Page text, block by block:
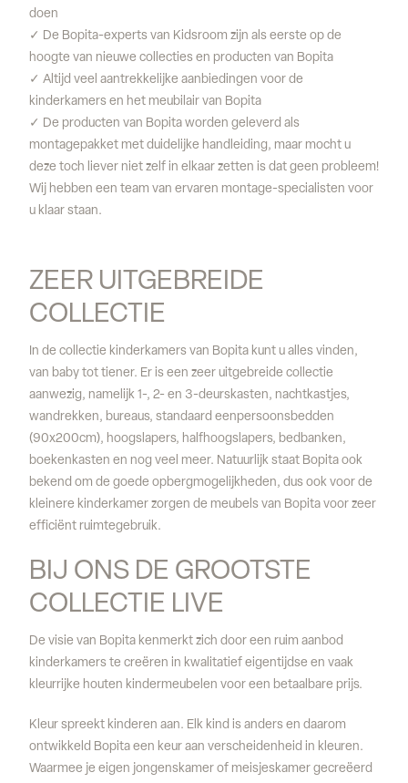
doen
✓ De Bopita-experts van Kidsroom zijn als eerste op de
hoogte van nieuwe collecties en producten van Bopita
✓ Altijd veel aantrekkelijke aanbiedingen voor de
kinderkamers en het meubilair van Bopita
✓ De producten van Bopita worden geleverd als
montagepakket met duidelijke handleiding, maar mocht u
deze toch liever niet zelf in elkaar zetten is dat geen probleem!
Wij hebben een team van ervaren montage-specialisten voor
u klaar staan.
ZEER UITGEBREIDE
COLLECTIE
In de collectie kinderkamers van Bopita kunt u alles vinden,
van baby tot tiener. Er is een zeer uitgebreide collectie
aanwezig, namelijk 1-, 2- en 3-deurskasten, nachtkastjes,
wandrekken, bureaus, standaard eenpersoonsbedden
(90x200cm), hoogslapers, halfhoogslapers, bedbanken,
boekenkasten en nog veel meer. Natuurlijk staat Bopita ook
bekend om de goede opbergmogelijkheden, dus ook voor de
kleinere kinderkamer zorgen de meubels van Bopita voor zeer
efficiënt ruimtegebruik.
BIJ ONS DE GROOTSTE
COLLECTIE LIVE
De visie van Bopita kenmerkt zich door een ruim aanbod
kinderkamers te creëren in kwalitatief eigentijdse en vaak
kleurrijke houten kindermeubelen voor een betaalbare prijs.
Kleur spreekt kinderen aan. Elk kind is anders en daarom
ontwikkeld Bopita een keur aan verscheidenheid in kleuren.
Waarmee je eigen jongenskamer of meisjeskamer gecreëerd